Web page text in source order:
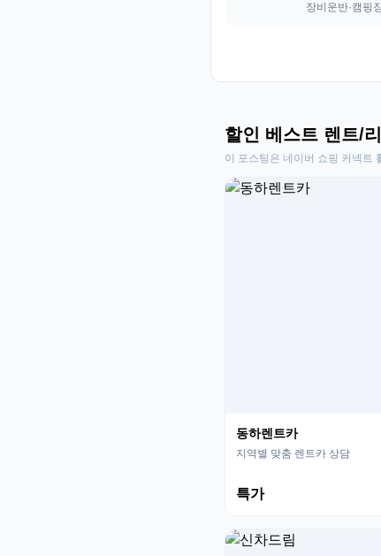
장비운반·캠핑
할인 베스트 렌트/
이 포스팅은 네이버 쇼핑 커넥트
동하렌트카
지역별 맞춤 렌트카 상담
특가